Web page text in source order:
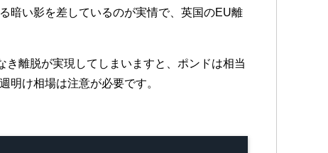
暗い影を差しているのが実情で、英国のEU離
離脱が実現してしまいますと、ポンドは相当
明け相場は注意が必要です。